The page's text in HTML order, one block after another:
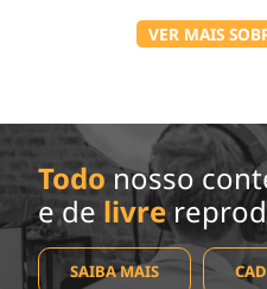
VER MAIS
Todo nosso
e de livre
SAIBA MAIS